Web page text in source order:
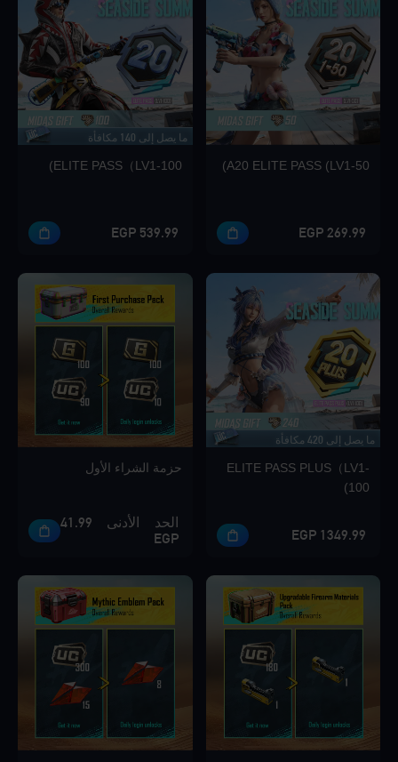
Loading...
Loading...
Loading...
Loading...
Loading...
A20 ELITE PASS (LV1-50)
269.99 EGP
ما يصل إلى 140 مكافأة
ELITE PASS（LV1-100)
539.99 EGP
ما يصل إلى 420 مكافأة
ELITE PASS PLUS（LV1-
100)
1349.99 EGP
حزمة الشراء الأول
الحد الأدنى 41.99
EGP